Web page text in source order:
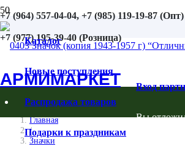
+7 (964) 557-04-04, +7 (985) 119-19-87 (Опт)
+7 (977) 195-39-40 (Розница)
АРМИМАРКЕТ
Каталог
Новые поступления
Распродажа товаров
Подарки к праздникам
Вход
Вы
Главная
/
Значки